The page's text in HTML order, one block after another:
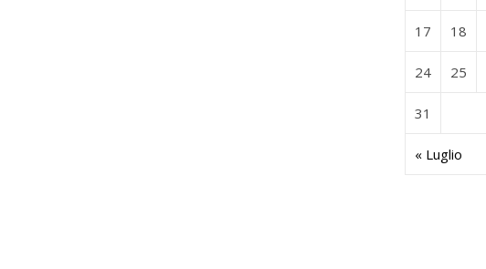
« Luglio
17 18
24 25
31